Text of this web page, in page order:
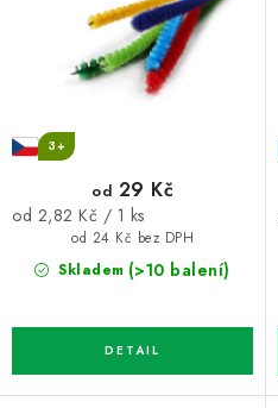
ů
3+
Skladem (>10 balení)
od 24 Kč bez DPH
od 29 Kč
Měrná
od 2,82 Kč / 1 ks